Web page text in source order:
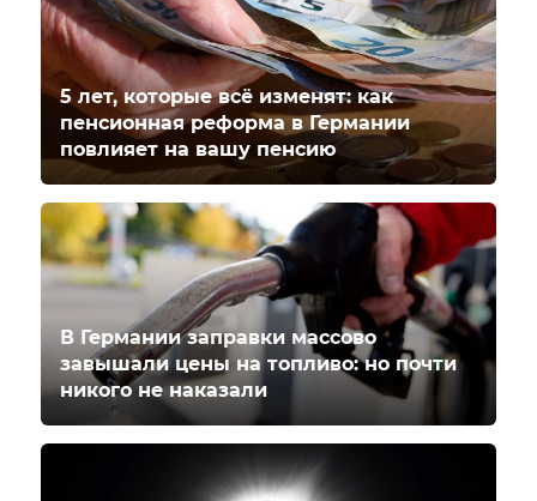
5 лет, которые всё изменят: как
пенсионная реформа в Германии
повлияет на вашу пенсию
В Германии заправки массово
завышали цены на топливо: но почти
никого не наказали